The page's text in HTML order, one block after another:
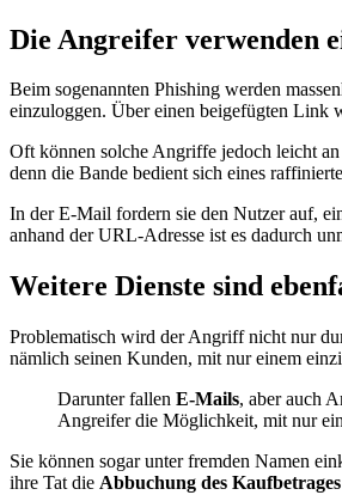
Die Angreifer verwenden
Beim sogenannten Phishing werden
einzuloggen. Über einen beigefügten Link
Oft können solche Angriffe jedoch leicht
denn die Bande bedient sich eines
In der E-Mail fordern sie den Nutzer auf,
anhand der URL-Adresse ist es dadurch
Weitere Dienste sind
Problematisch wird der Angriff nicht nur
nämlich seinen Kunden, mit nur einem
Darunter fallen E-Mails, aber auch
Angreifer die Möglichkeit, mit nur
Sie können sogar unter fremden Namen
ihre Tat die Abbuchung des Kaufbetrages